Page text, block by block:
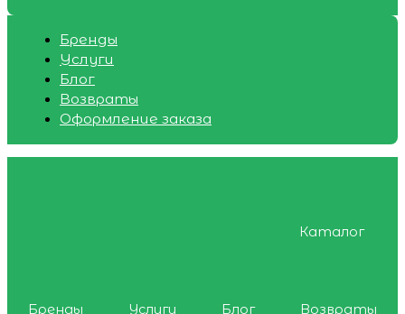
Бренды
Услуги
Блог
Возвраты
Оформление заказа
Каталог
Бренды Услуги Блог
Возвраты